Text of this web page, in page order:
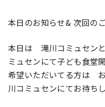
本日のお知らせ& 次回の
本日は 滝川コミュセン
ミュセンにて子ども食堂
希望いただいてる方は
川コミュセンにてお待ち